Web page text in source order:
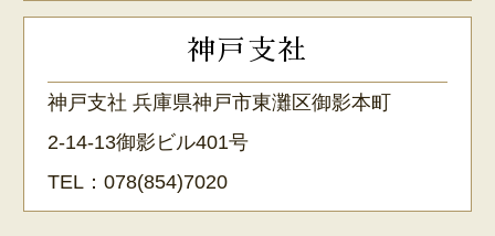
神戸支社
神戸支社 兵庫県神戸市東灘区御影本町
2-14-13御影ビル401号
TEL：078(854)7020